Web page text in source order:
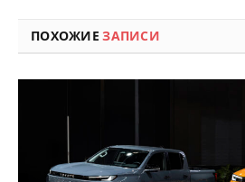
ПОХОЖИЕЗАПИСИ